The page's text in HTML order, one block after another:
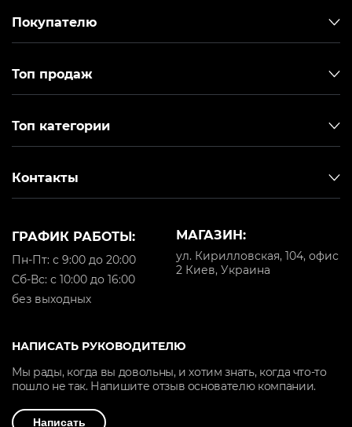
Покупателю
Топ продаж
Топ категории
Контакты
МАГАЗИН:
ул. Кирилловская, 104, офис
2 Киев, Украина
ГРАФИК РАБОТЫ:
Пн-Пт: с 9:00 до 20:00
Cб-Вс: с 10:00 до 16:00
без выходных
НАПИСАТЬ РУКОВОДИТЕЛЮ
Мы рады, когда вы довольны, и хотим знать, когда что-то
пошло не так. Напишите отзыв основателю компании.
Написать